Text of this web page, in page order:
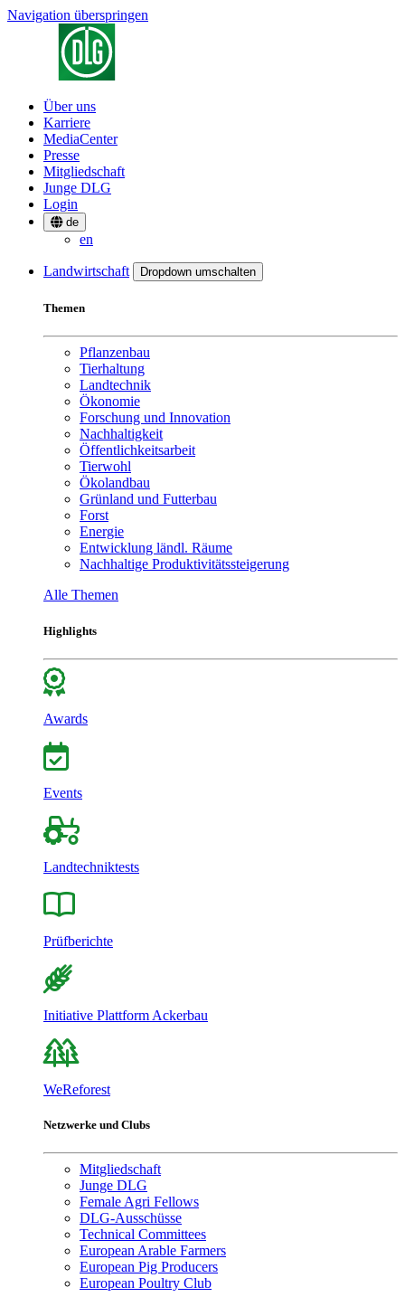
Navigation überspringen
Über uns
Karriere
MediaCenter
Presse
Mitgliedschaft
Junge DLG
Login
de
en
Landwirtschaft Dropdown umschalten
Themen
Pflanzenbau
Tierhaltung
Landtechnik
Ökonomie
Forschung und Innovation
Nachhaltigkeit
Öffentlichkeitsarbeit
Tierwohl
Ökolandbau
Grünland und Futterbau
Forst
Energie
Entwicklung ländl. Räume
Nachhaltige Produktivitätssteigerung
Alle Themen
Highlights
Awards
Events
Landtechniktests
Prüfberichte
Initiative Plattform Ackerbau
WeReforest
Netzwerke und Clubs
Mitgliedschaft
Junge DLG
Female Agri Fellows
DLG-Ausschüsse
Technical Committees
European Arable Farmers
European Pig Producers
European Poultry Club